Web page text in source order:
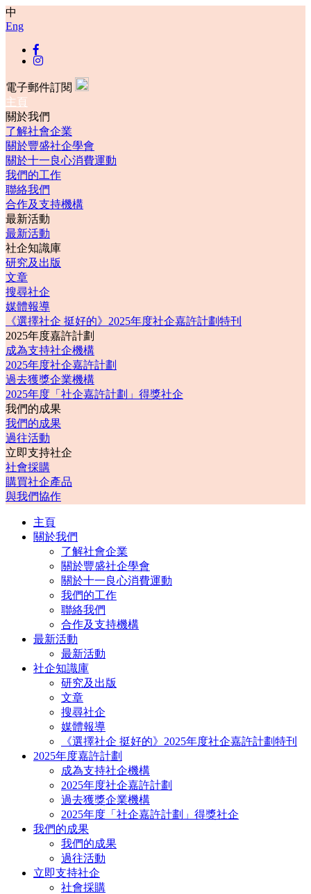
中
Eng
電子郵件訂閱
主頁
關於我們
了解社會企業
關於豐盛社企學會
關於十一良心消費運動
我們的工作
聯絡我們
合作及支持機構
最新活動
最新活動
社企知識庫
研究及出版
文章
搜尋社企
媒體報導
《選擇社企 挺好的》2025年度社企嘉許計劃特刊
2025年度嘉許計劃
成為支持社企機構
2025年度社企嘉許計劃
過去獲獎企業機構
2025年度「社企嘉許計劃」得獎社企
我們的成果
我們的成果
過往活動
立即支持社企
社會採購
購買社企產品
與我們協作
主頁
關於我們
了解社會企業
關於豐盛社企學會
關於十一良心消費運動
我們的工作
聯絡我們
合作及支持機構
最新活動
最新活動
社企知識庫
研究及出版
文章
搜尋社企
媒體報導
《選擇社企 挺好的》2025年度社企嘉許計劃特刊
2025年度嘉許計劃
成為支持社企機構
2025年度社企嘉許計劃
過去獲獎企業機構
2025年度「社企嘉許計劃」得獎社企
我們的成果
我們的成果
過往活動
立即支持社企
社會採購